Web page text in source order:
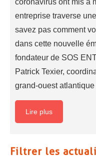
coronavirus ont mis à
entreprise traverse
savez pas comment
dans cette nouvelle
fondateur de SOS
Patrick Texier,
grand-ouest atlantique
Lire plus
Filtrer les